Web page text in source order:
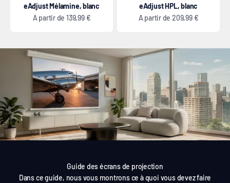
eAdjust Mélamine, blanc
Prix de vente
A partir de139,99 €
eAdjust HPL, blanc
Prix de vente
A partir de209,99 €
Guide des écrans de projection
Dans ce guide, nous vous montrons ce à quoi vous devez faire